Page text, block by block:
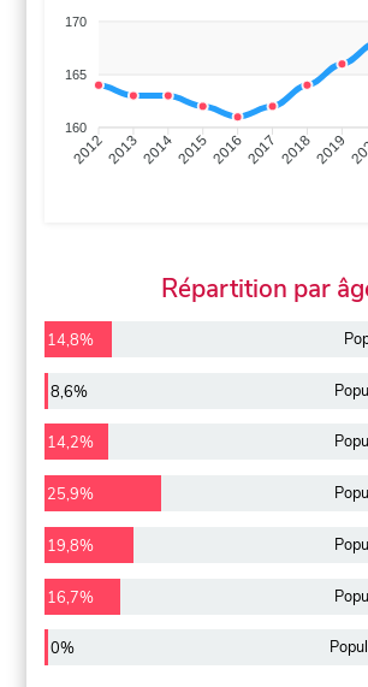
170
165
160
201220132014201520162017 20182019
Répartition par
14,8%
8,6%
14,2%
25,9%
19,8%
16,7%
0%